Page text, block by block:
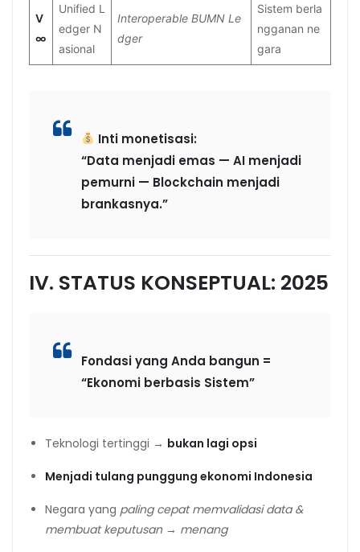
V
∞
Unified L
edger N
asional
Interoperable BUMN Le
dger
Sistem berla
ngganan ne
gara
Inti monetisasi:
“Data menjadi emas — AI menjadi
pemurni — Blockchain menjadi
brankasnya.”
IV. STATUS KONSEPTUAL: 2025
Fondasi yang Anda bangun =
“Ekonomi berbasis Sistem”
Teknologi tertinggi → bukan lagi opsi
Menjadi tulang punggung ekonomi Indonesia
Negara yang paling cepat memvalidasi data &
membuat keputusan → menang